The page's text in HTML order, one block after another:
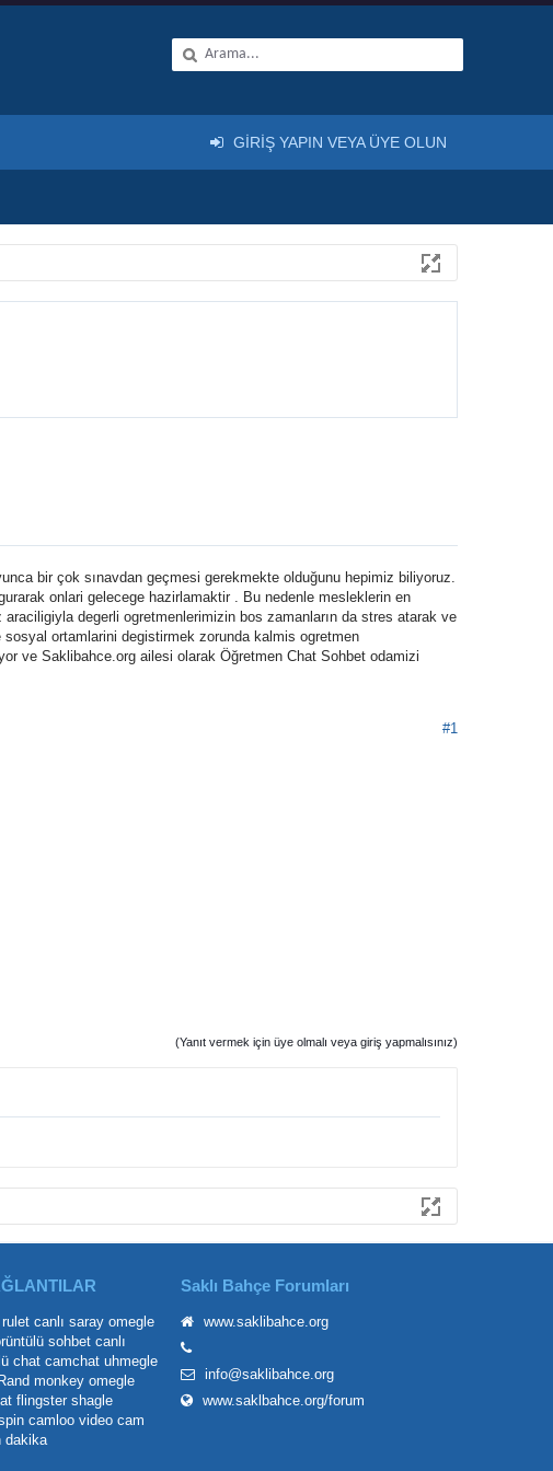
bir çok sınavdan geçmesi gerekmekte olduğunu hepimiz biliyoruz.
onlari gelecege hazirlamaktir . Bu nedenle mesleklerin en
degerli ogretmenlerimizin bos zamanların da stres atarak ve
ortamlarini degistirmek zorunda kalmis ogretmen
ve Saklibahce.org ailesi olarak Öğretmen Chat Sohbet odamizi
#1
(Yanıt vermek için üye olmalı veya giriş yapmalısınız)
GIRIŞ YAPIN VEYA ÜYE OLUN
canlı saray omegle
sohbet canlı
chat camchat uhmegle
monkey omegle
flingster shagle
camloo video cam
dakika
Saklı Bahçe Forumları
www.saklibahce.org
info@saklibahce.org
www.saklbahce.org/forum